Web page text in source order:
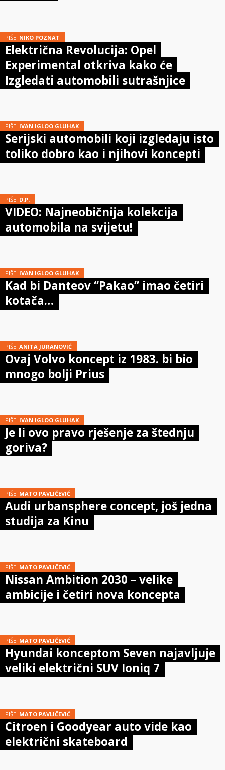
PIŠE: NIKO POZNAT
Električna Revolucija: Opel
Experimental otkriva kako će
Izgledati automobili sutrašnjice
PIŠE: IVAN IGLOO GLUHAK
Serijski automobili koji izgledaju isto
toliko dobro kao i njihovi koncepti
PIŠE: D.P.
VIDEO: Najneobičnija kolekcija
automobila na svijetu!
PIŠE: IVAN IGLOO GLUHAK
Kad bi Danteov “Pakao” imao četiri
kotača…
PIŠE: ANITA JURANOVIĆ
Ovaj Volvo koncept iz 1983. bi bio
mnogo bolji Prius
PIŠE: IVAN IGLOO GLUHAK
Je li ovo pravo rješenje za štednju
goriva?
PIŠE: MATO PAVLIČEVIĆ
Audi urbansphere concept, još jedna
studija za Kinu
PIŠE: MATO PAVLIČEVIĆ
Nissan Ambition 2030 – velike
ambicije i četiri nova koncepta
PIŠE: MATO PAVLIČEVIĆ
Hyundai konceptom Seven najavljuje
veliki električni SUV Ioniq 7
PIŠE: MATO PAVLIČEVIĆ
Citroen i Goodyear auto vide kao
električni skateboard